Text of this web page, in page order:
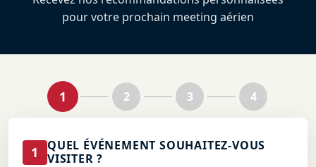
pour votre prochain meeting aérien
1 2 3 4
1
QUEL ÉVÉNEMENT SOUHAITEZ-VOUS
VISITER ?